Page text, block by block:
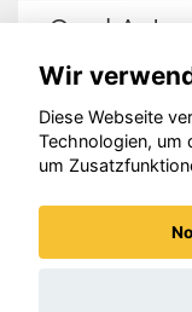
©
Wir
Diese Webseite
Technologien, um
um